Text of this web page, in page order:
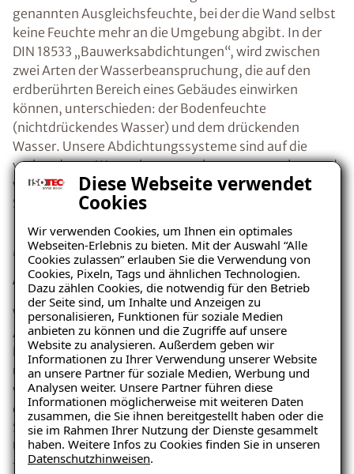
Diese Webseite verwendet
Cookies
Wir verwenden Cookies, um Ihnen ein optimales
Webseiten-Erlebnis zu bieten. Mit der Auswahl “Alle
Cookies zulassen” erlauben Sie die Verwendung von
Cookies, Pixeln, Tags und ähnlichen Technologien.
Dazu zählen Cookies, die notwendig für den Betrieb
der Seite sind, um Inhalte und Anzeigen zu
personalisieren, Funktionen für soziale Medien
anbieten zu können und die Zugriffe auf unsere
Website zu analysieren. Außerdem geben wir
Informationen zu Ihrer Verwendung unserer Website
an unsere Partner für soziale Medien, Werbung und
Analysen weiter. Unsere Partner führen diese
Informationen möglicherweise mit weiteren Daten
zusammen, die Sie ihnen bereitgestellt haben oder die
sie im Rahmen Ihrer Nutzung der Dienste gesammelt
haben. Weitere Infos zu Cookies finden Sie in unseren
Datenschutzhinweisen.
genannten Ausgleichsfeuchte, bei der die Wand selbst
keine Feuchte mehr an die Umgebung abgibt. In der
DIN 18533 „Bauwerksabdichtungen“, wird zwischen
zwei Arten der Wasserbeanspruchung, die auf den
erdberührten Bereich eines Gebäudes einwirken
können, unterschieden: der Bodenfeuchte
(nichtdrückendes Wasser) und dem drückenden
Wasser. Unsere Abdichtungssysteme sind auf die
vorhandenen Wasserbeanspruchungen ausgelegt und
wirken somit den Ursachen von Feuchte- und
Schimmelpilzschäden effektiv entgegen.
Materialien und Produkte zum
Abdichten
Wir verwenden ausschließlich hochwertige
Abdichtungsprodukte, um einen effektiven
Feuchtigkeitsschutz zu gewährleisten. Für die unsere
unterschiedlichen Arten der Abdichtungen verwenden
wir beispielsweise die ISOTEC-Kombiflexabdichtung,
die ISOTEC-VAS-Abdichtung, das ISOTEC-
Spezialparaffin oder das ISOTEC-Flexbandsystem.
Unsere geprüften Materialien sowie Produkte sorgen
für eine dauerhafte, nachhaltige Abdichtung Ihres
Ratgeber „Sofort-Tipps gegen
Feuchtigkeit“
– jetzt kostenlos erhalten!